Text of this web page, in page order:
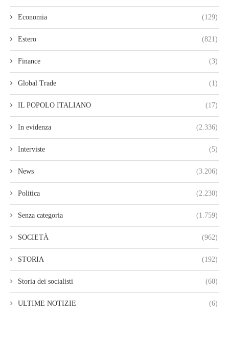
Economia (129)
Estero (821)
Finance (3)
Global Trade (1)
IL POPOLO ITALIANO (17)
In evidenza (2.336)
Interviste (5)
News (3.206)
Politica (2.230)
Senza categoria (1.759)
SOCIETÀ (962)
STORIA (192)
Storia dei socialisti (60)
ULTIME NOTIZIE (6)